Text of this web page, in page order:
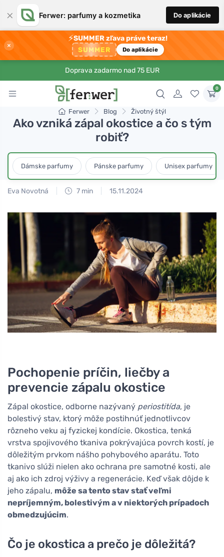
× Ferwer: parfumy a kozmetika Do aplikácie
×
⚡SUMMER zľava práve teraz!
SUMMER Do aplikácie
Doprava zadarmo nad 75 EUR
0
Ferwer Blog Životný štýl
Ako vzniká zápal okostice a čo s tým
robiť?
Dámske parfumy Pánske parfumy Unisex parfumy
Eva Novotná 7 min 15.11.2024
Pochopenie príčin, liečby a
prevencie zápalu okostice
Zápal okostice, odborne nazývaný periostitída, je
bolestivý stav, ktorý môže postihnúť jednotlivcov
rôzneho veku aj fyzickej kondície. Okostica, tenká
vrstva spojivového tkaniva pokrývajúca povrch kostí, je
dôležitým prvkom nášho pohybového aparátu. Toto
tkanivo slúži nielen ako ochrana pre samotné kosti, ale
aj ako ich zdroj výživy a regenerácie. Keď však dôjde k
jeho zápalu, môže sa tento stav stať veľmi
nepríjemným, bolestivým a v niektorých prípadoch
obmedzujúcim.
Čo je okostica a prečo je dôležitá?